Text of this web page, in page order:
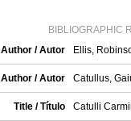
BIBLIOGRAPHIC
Author / Autor
Ellis,
Author / Autor Catullus,
Title / Título Catulli